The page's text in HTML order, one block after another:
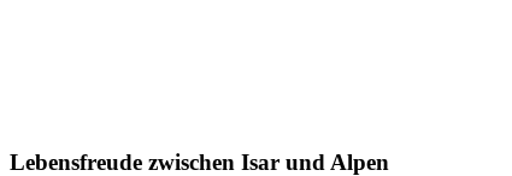
Lebensfreude zwischen Isar und Alpen